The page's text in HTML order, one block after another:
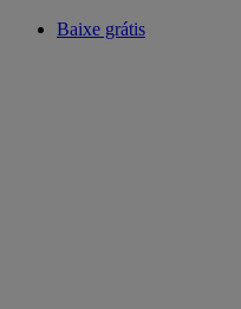
Baixe grátis